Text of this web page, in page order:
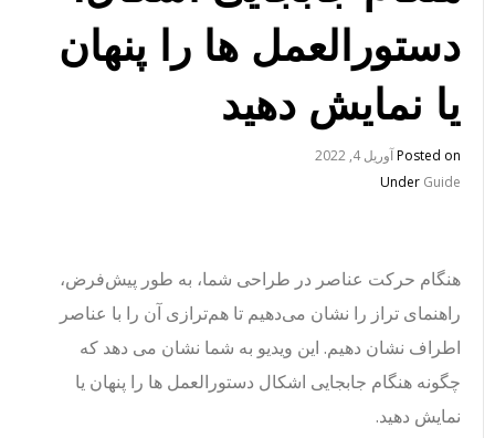
دستورالعمل ها را پنهان
یا نمایش دهید
Posted onآوریل 4, 2022
UnderGuide
هنگام حرکت عناصر در طراحی شما، به طور پیش‌فرض،
راهنمای تراز را نشان می‌دهیم تا هم‌ترازی آن را با عناصر
اطراف نشان دهیم. این ویدیو به شما نشان می دهد که
چگونه هنگام جابجایی اشکال دستورالعمل ها را پنهان یا
نمایش دهید.